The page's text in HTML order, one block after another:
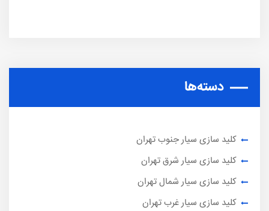
دسته‌ها
کلید سازی سیار جنوب تهران
کلید سازی سیار شرق تهران
کلید سازی سیار شمال تهران
کلید سازی سیار غرب تهران